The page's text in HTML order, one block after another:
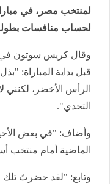
لمنتخب مصر، في
لحساب منافسات بطولة
وقال كريس سوتون في
قبل بداية المباراة:
الرأس الأخضر، لكنني
التحدي".
وأضاف: "في بعض
الماضية أمام منتخب
وتابع: "لقد حضرتُ تلك